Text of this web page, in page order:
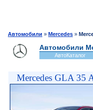
Автомобили » Mercedes »
Автомобили
АвтоКаталог
Mercedes GLA 35